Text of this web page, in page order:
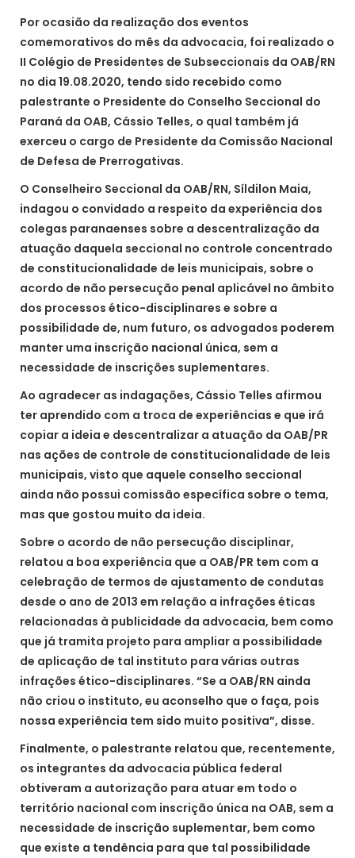
Por ocasião da realização dos eventos
comemorativos do mês da advocacia, foi realizado o
II Colégio de Presidentes de Subseccionais da OAB/RN
no dia 19.08.2020, tendo sido recebido como
palestrante o Presidente do Conselho Seccional do
Paraná da OAB, Cássio Telles, o qual também já
exerceu o cargo de Presidente da Comissão Nacional
de Defesa de Prerrogativas.
O Conselheiro Seccional da OAB/RN, Síldilon Maia,
indagou o convidado a respeito da experiência dos
colegas paranaenses sobre a descentralização da
atuação daquela seccional no controle concentrado
de constitucionalidade de leis municipais, sobre o
acordo de não persecução penal aplicável no âmbito
dos processos ético-disciplinares e sobre a
possibilidade de, num futuro, os advogados poderem
manter uma inscrição nacional única, sem a
necessidade de inscrições suplementares.
Ao agradecer as indagações, Cássio Telles afirmou
ter aprendido com a troca de experiências e que irá
copiar a ideia e descentralizar a atuação da OAB/PR
nas ações de controle de constitucionalidade de leis
municipais, visto que aquele conselho seccional
ainda não possui comissão específica sobre o tema,
mas que gostou muito da ideia.
Sobre o acordo de não persecução disciplinar,
relatou a boa experiência que a OAB/PR tem com a
celebração de termos de ajustamento de condutas
desde o ano de 2013 em relação a infrações éticas
relacionadas à publicidade da advocacia, bem como
que já tramita projeto para ampliar a possibilidade
de aplicação de tal instituto para várias outras
infrações ético-disciplinares. “Se a OAB/RN ainda
não criou o instituto, eu aconselho que o faça, pois
nossa experiência tem sido muito positiva”, disse.
Finalmente, o palestrante relatou que, recentemente,
os integrantes da advocacia pública federal
obtiveram a autorização para atuar em todo o
território nacional com inscrição única na OAB, sem a
necessidade de inscrição suplementar, bem como
que existe a tendência para que tal possibilidade